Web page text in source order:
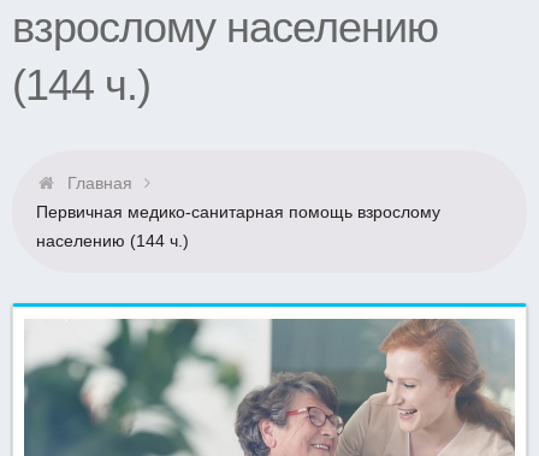
взрослому населению
(144 ч.)
Главная
Первичная медико-санитарная помощь взрослому
населению (144 ч.)